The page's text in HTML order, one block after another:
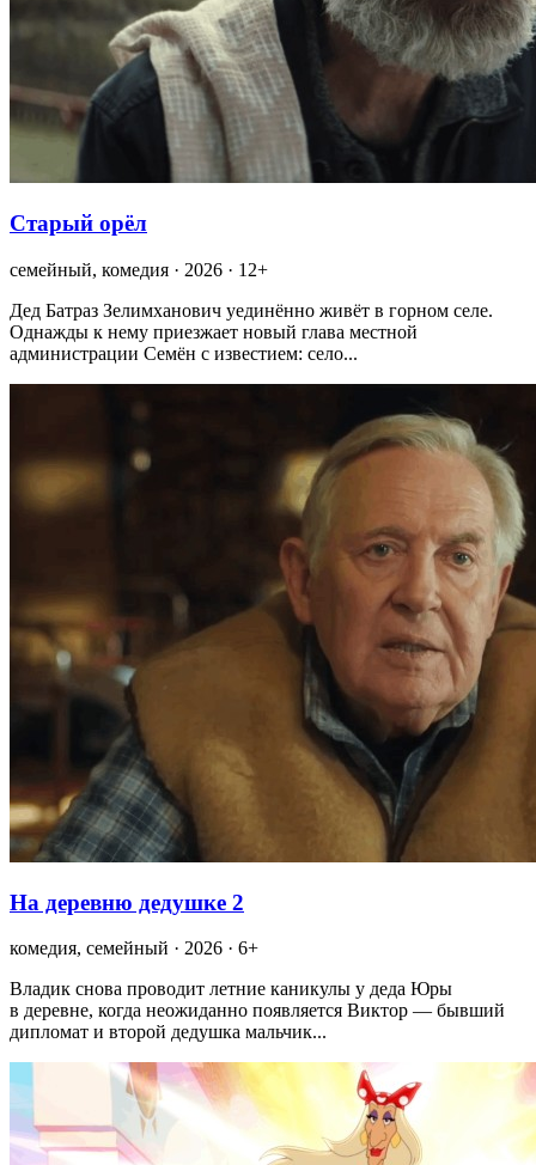
Старый орёл
семейный, комедия · 2026 · 12+
Дед Батраз Зелимханович уединённо живёт в горном селе.
Однажды к нему приезжает новый глава местной
администрации Семён с известием: село...
На деревню дедушке 2
комедия, семейный · 2026 · 6+
Владик снова проводит летние каникулы у деда Юры
в деревне, когда неожиданно появляется Виктор — бывший
дипломат и второй дедушка мальчик...